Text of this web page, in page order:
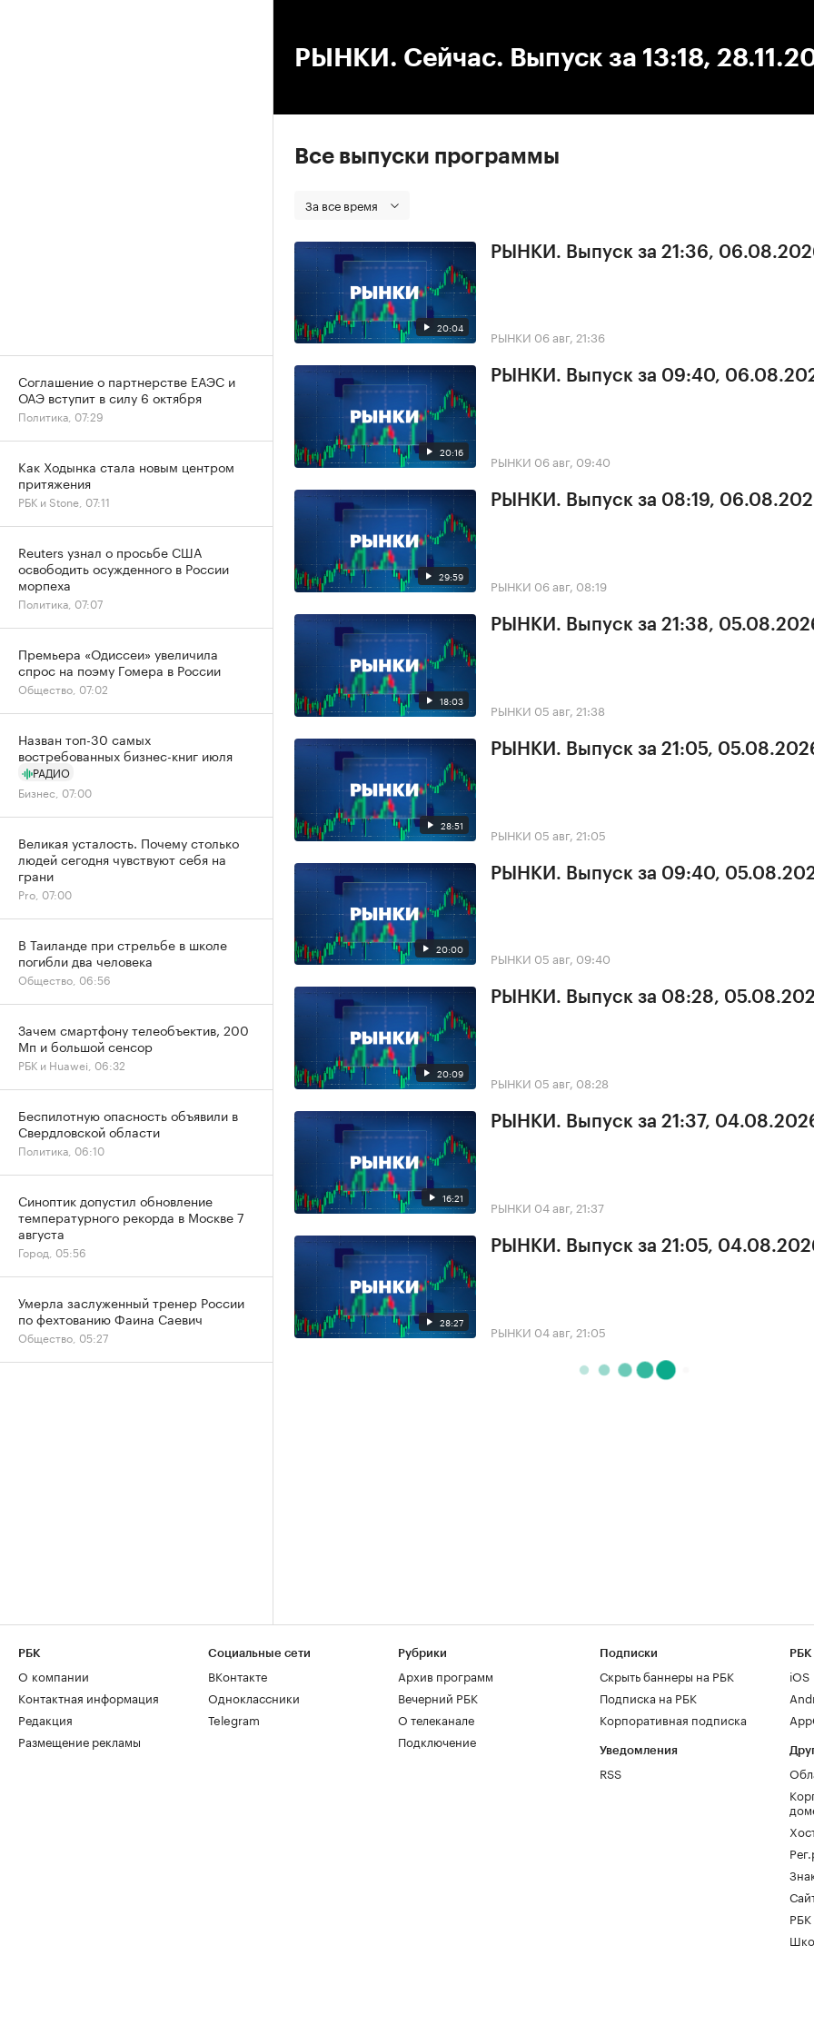
РЫНКИ. Сейчас. Выпуск за 13:18,
Все выпуски программы
За все время
20:04
РЫНКИ. Выпуск за 21:36,
РЫНКИ 06 авг, 21:36
20:16
РЫНКИ. Выпуск за 09:40,
РЫНКИ 06 авг, 09:40
29:59
РЫНКИ. Выпуск за 08:19,
РЫНКИ 06 авг, 08:19
18:03
РЫНКИ. Выпуск за 21:38,
РЫНКИ 05 авг, 21:38
28:51
РЫНКИ. Выпуск за 21:05,
РЫНКИ 05 авг, 21:05
20:00
РЫНКИ. Выпуск за 09:40,
РЫНКИ 05 авг, 09:40
20:09
РЫНКИ. Выпуск за 08:28,
РЫНКИ 05 авг, 08:28
16:21
РЫНКИ. Выпуск за 21:37,
РЫНКИ 04 авг, 21:37
28:27
РЫНКИ. Выпуск за 21:05,
РЫНКИ 04 авг, 21:05
Соглашение о партнерстве ЕАЭС и
ОАЭ вступит в силу 6 октября
Политика, 07:29
Как Ходынка стала новым центром
притяжения
РБК и Stone, 07:11
Reuters узнал о просьбе США
освободить осужденного в России
морпеха
Политика, 07:07
Премьера «Одиссеи» увеличила
спрос на поэму Гомера в России
Общество, 07:02
Назван топ-30 самых
востребованных бизнес-книг июля
РАДИО
Бизнес, 07:00
Великая усталость. Почему столько
людей сегодня чувствуют себя на
грани
Pro, 07:00
В Таиланде при стрельбе в школе
погибли два человека
Общество, 06:56
Зачем смартфону телеобъектив, 200
Мп и большой сенсор
РБК и Huawei, 06:32
Беспилотную опасность объявили в
Свердловской области
Политика, 06:10
Синоптик допустил обновление
температурного рекорда в Москве 7
августа
Город, 05:56
Умерла заслуженный тренер России
по фехтованию Фаина Саевич
Общество, 05:27
РБК
О компании
Контактная информация
Редакция
Размещение рекламы
Социальные сети
ВКонтакте
Одноклассники
Telegram
Рубрики
Архив программ
Вечерний РБК
О телеканале
Подключение
Подписки
Скрыть баннеры на РБК
Подписка на РБК
Корпоративная подписка
Уведомления
RSS
РБК
iOS